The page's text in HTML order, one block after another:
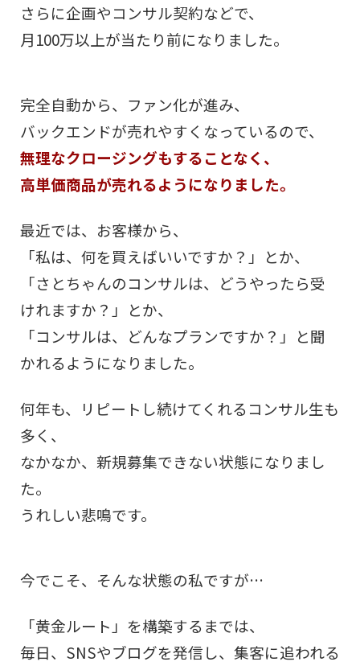
さらに企画やコンサル契約などで、
月100万以上が当たり前になりました。
完全自動から、ファン化が進み、
バックエンドが売れやすくなっているので、
無理なクロージングもすることなく、
高単価商品が売れるようになりました。
最近では、お客様から、
「私は、何を買えばいいですか？」とか、
「さとちゃんのコンサルは、どうやったら受
けれますか？」とか、
「コンサルは、どんなプランですか？」と聞
かれるようになりました。
何年も、リピートし続けてくれるコンサル生も
多く、
なかなか、新規募集できない状態になりまし
た。
うれしい悲鳴です。
今でこそ、そんな状態の私ですが…
「黄金ルート」を構築するまでは、
毎日、SNSやブログを発信し、集客に追われる